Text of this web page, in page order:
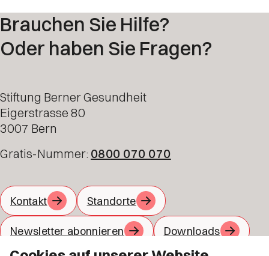
Brauchen Sie Hilfe?
Oder haben Sie Fragen?
Stiftung Berner Gesundheit
Eigerstrasse 80
3007 Bern
Gratis-Nummer: 0800 070 070
Kontakt Standorte
Newsletter abonnieren Downloads